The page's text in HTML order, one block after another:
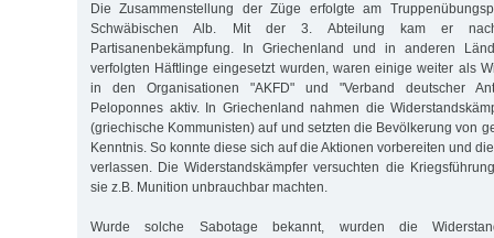
Die Zusammenstellung der Züge erfolgte am
Schwäbischen Alb. Mit der 3. Abteilung kam er
Partisanenbekämpfung. In Griechenland und in anderen
verfolgten Häftlinge eingesetzt wurden, waren einige weiter als
in den Organisationen "AKFD" und "Verband deutscher
Peloponnes aktiv. In Griechenland nahmen die
(griechische Kommunisten) auf und setzten die Bevölkerung von
Kenntnis. So konnte diese sich auf die Aktionen vorbereiten und
verlassen. Die Widerstandskämpfer versuchten die
sie z.B. Munition unbrauchbar machten.
Wurde solche Sabotage bekannt, wurden die